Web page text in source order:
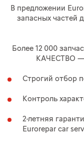
В предложении
запасных частей
Более 12 000
КАЧЕСТВО
Строгий отбор
Контроль
2-летняя
Eurorepar car